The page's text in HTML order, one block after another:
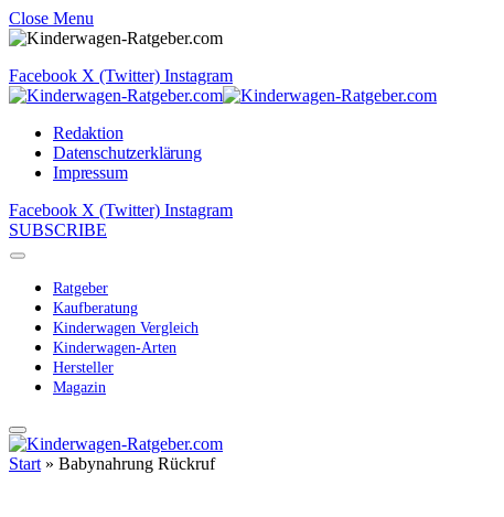
Close Menu
Facebook X (Twitter) Instagram
Redaktion
Datenschutzerklärung
Impressum
Facebook X (Twitter) Instagram
SUBSCRIBE
Ratgeber
Kaufberatung
Kinderwagen Vergleich
Kinderwagen-Arten
Hersteller
Magazin
Start » Babynahrung Rückruf